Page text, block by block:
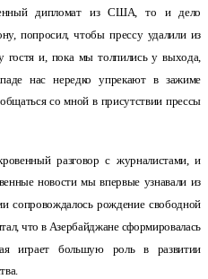
дипломат из США, то и дело
попросил, чтобы прессу удалили из
гостя и, пока мы толпились у выхода,
нас нередко упрекают в зажиме
со мной в присутствии прессы
разговор с журналистами, и
новости мы впервые узнавали из
сопровождалось рождение свободной
что в Азербайджане сформировалась
играет большую роль в развитии